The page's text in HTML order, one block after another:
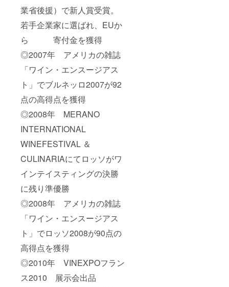
業省後援）で新人賞受賞。
若手企業家に選ばれ、EUか
ら 寄付金を獲得
◎2007年 アメリカの雑誌
「ワイン・エンスージアス
ト」でブルネッロ2007が92
点の高得点を獲得
◎2008年 MERANO
INTERNATIONAL
WINEFESTIVAL ＆
CULINARIAにてロッソがワ
インテイスティングの決勝
に残り準優勝
◎2008年 アメリカの雑誌
「ワイン・エンスージアス
ト」でロッソ2008が90点の
高得点を獲得
◎2010年 VINEXPOフラン
ス2010 展示会出品